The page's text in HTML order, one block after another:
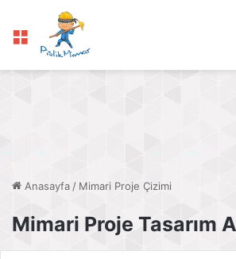
Menü
Anasayfa / Mimari Proje Çizimi
Mimari Proje Tasarım